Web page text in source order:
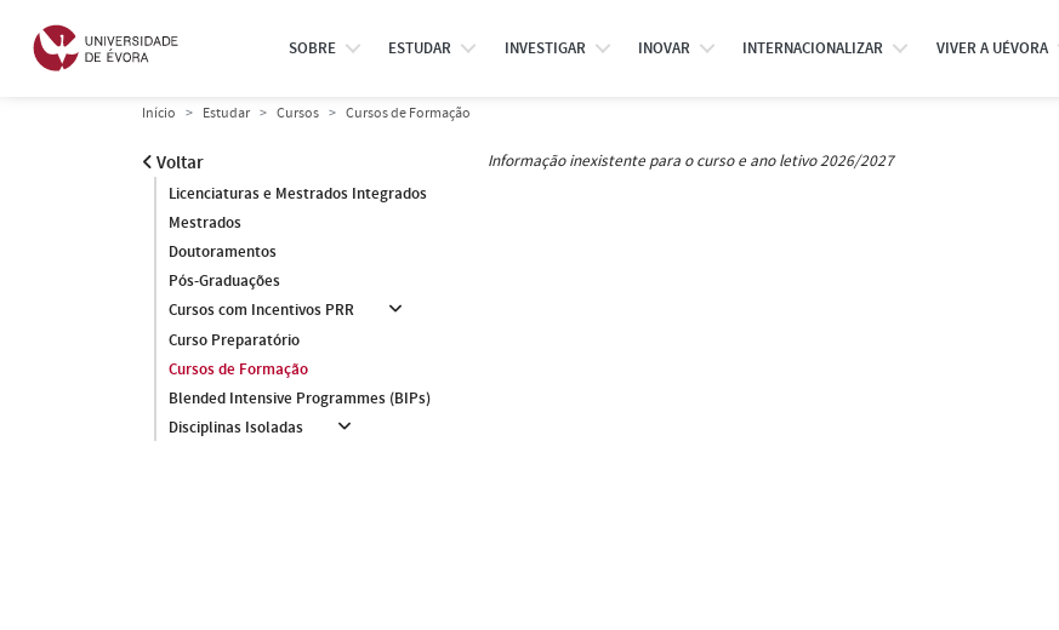
SOBRE ESTUDAR INVESTIGAR INOVAR INTERNACIONALIZAR VIVER A UÉVORA
Início Estudar Cursos Cursos de Formação
Voltar
Licenciaturas e Mestrados Integrados
Mestrados
Doutoramentos
Pós-Graduações
Cursos com Incentivos PRR
Curso Preparatório
Cursos de Formação
Blended Intensive Programmes (BIPs)
Disciplinas Isoladas
Informação inexistente para o curso e ano letivo 2026/2027